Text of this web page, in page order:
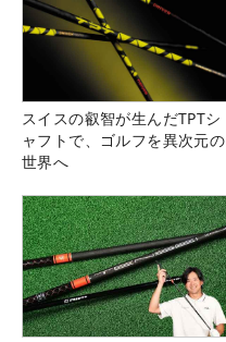
スイスの叡智が生んだTPTシ
ャフトで、ゴルフを異次元の
世界へ